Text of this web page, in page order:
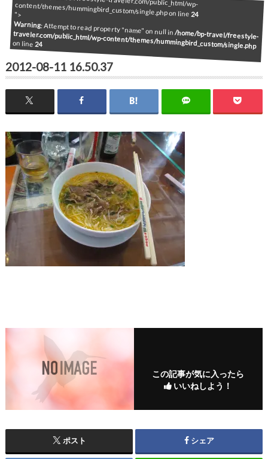
/home/bp-travel/freestyle-traveler.com/public_html/wp-content/themes/hummingbird_custom/single.php on line24
">
Warning: Attempt to read property "name" on null in/home/bp-travel/freestyle-
traveler.com/public_html/wp-content/themes/hummingbird_custom/single.php
on line 24
2012-08-11 16.50.37
この記事が気に入ったら
いいねしよう！
ポスト シェア